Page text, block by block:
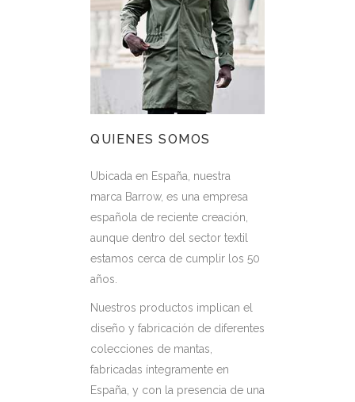
QUIENES SOMOS
Ubicada en España, nuestra
marca Barrow, es una empresa
española de reciente creación,
aunque dentro del sector textil
estamos cerca de cumplir los 50
años.
Nuestros productos implican el
diseño y fabricación de diferentes
colecciones de mantas,
fabricadas íntegramente en
España, y con la presencia de una